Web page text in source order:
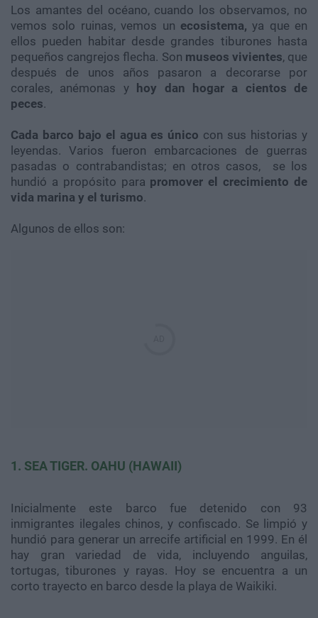
Los amantes del océano, cuando los observamos, no
vemos solo ruinas, vemos un ecosistema,ya que en
ellos pueden habitar desde grandes tiburones hasta
pequeños cangrejos flecha. Son museos vivientes, que
después de unos años pasaron a decorarse por
corales, anémonas y
hoy dan hogar a cientos de
peces.
Cada barco bajo el agua es único con sus historias y
leyendas. Varios fueron embarcaciones de guerras
pasadas o contrabandistas; en otros casos, se los
hundió a propósito para promover el crecimiento de
vida marina y el turismo.
Algunos de ellos son:
1. SEA TIGER. OAHU (HAWAII)
Inicialmente este barco fue detenido con 93
inmigrantes ilegales chinos, y confiscado. Se limpió y
hundió para generar un arrecife artificial en 1999. En él
hay gran variedad de vida, incluyendo anguilas,
tortugas, tiburones y rayas. Hoy se encuentra a un
corto trayecto en barco desde la playa de Waikiki.